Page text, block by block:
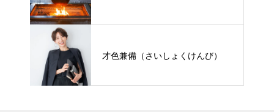
才色兼備（さいしょくけんび）